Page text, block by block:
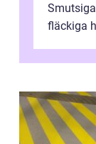
fläckiga
omtan...